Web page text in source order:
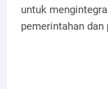
untuk
pemerintahan dan